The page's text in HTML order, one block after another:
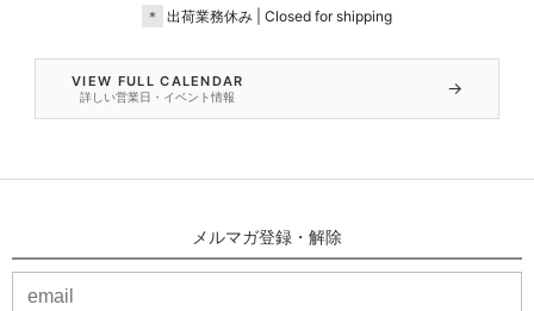
＊
出荷業務休み | Closed for shipping
VIEW FULL CALENDAR
詳しい営業日・イベント情報 →
メルマガ登録・解除